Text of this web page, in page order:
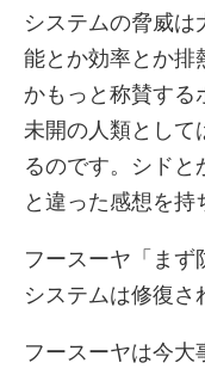
システムの脅威は
能とか効率とか排
かもっと称賛する
未開の人類として
るのです。シドと
と違った感想を持
フースーヤ「まず
システムは修復さ
フースーヤは今大